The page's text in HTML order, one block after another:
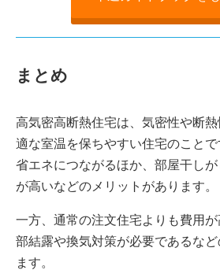
まとめ
高気密高断熱住宅は、気密性や断
適な室温を保ちやすい住宅のこと
省エネにつながるほか、部屋干し
が高いなどのメリットがあります。
一方、通常の注文住宅よりも費用
部結露や換気対策が必要であるな
ます。